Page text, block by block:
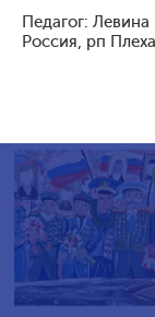
Педагог:
Россия, рп
Павлова
Геннадьевна, 9
Михайловск